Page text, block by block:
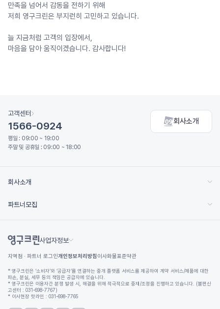
만족을 넘어서 감동을 전하기 위해
저희 영구크린은 부지런히 고민하고 있습니다.
늘 지금처럼 고객의 입장에서,
마음을 담아 움직이겠습니다. 감사합니다!
고객센터
1566-0924
평일 : 09:00 ~ 19:00
주말 및 공휴일 : 09:00 ~ 18:00
회사소개
회사소개
파트너모집
사업자정보
지역점 · 파트너 로그인개인정보처리방침 이사화물표준약관
* 영구크린은 ‘소비자’와 ‘공급자’를 연결하는 중개 플랫폼 서비스를 제공하여 계약 서비스/제품에 대한
파손, 분실, 세무 등의 책임은 공급자에 있습니다.
* 영구크린은 이용자간 분쟁 발생 시, 해결을 위해 적극적으로 중재/조정을 진행하고 있습니다. (불편신
고센터 : 031-698-7767)
* 이사현장 핫라인 : 031-698-7765